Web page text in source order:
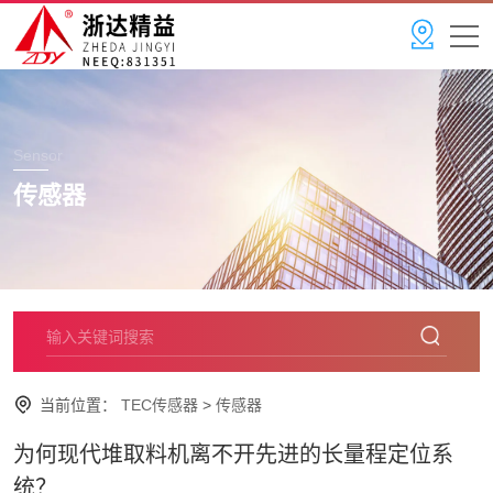
Sensor
传感器
当前位置： TEC传感器 > 传感器
为何现代堆取料机离不开先进的长量程定位系
统？